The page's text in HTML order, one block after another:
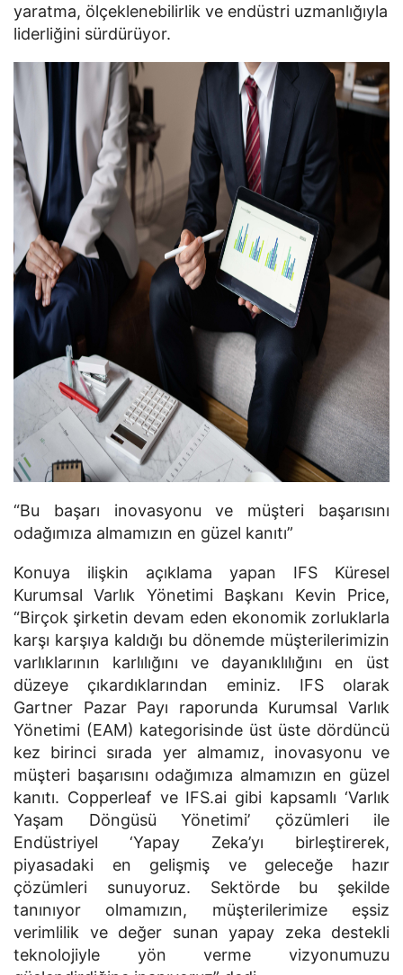
yaratma, ölçeklenebilirlik ve endüstri uzmanlığıyla
liderliğini sürdürüyor.
“Bu başarı inovasyonu ve müşteri başarısını
odağımıza almamızın en güzel kanıtı”
Konuya ilişkin açıklama yapan IFS Küresel
Kurumsal Varlık Yönetimi Başkanı Kevin Price,
“Birçok şirketin devam eden ekonomik zorluklarla
karşı karşıya kaldığı bu dönemde müşterilerimizin
varlıklarının karlılığını ve dayanıklılığını en üst
düzeye çıkardıklarından eminiz. IFS olarak
Gartner Pazar Payı raporunda Kurumsal Varlık
Yönetimi (EAM) kategorisinde üst üste dördüncü
kez birinci sırada yer almamız, inovasyonu ve
müşteri başarısını odağımıza almamızın en güzel
kanıtı. Copperleaf ve IFS.ai gibi kapsamlı ‘Varlık
Yaşam Döngüsü Yönetimi’ çözümleri ile
Endüstriyel ‘Yapay Zeka’yı birleştirerek,
piyasadaki en gelişmiş ve geleceğe hazır
çözümleri sunuyoruz. Sektörde bu şekilde
tanınıyor olmamızın, müşterilerimize eşsiz
verimlilik ve değer sunan yapay zeka destekli
teknolojiyle yön verme vizyonumuzu